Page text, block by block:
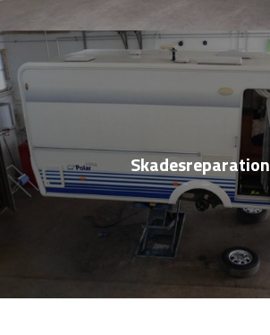
Skadesreparation